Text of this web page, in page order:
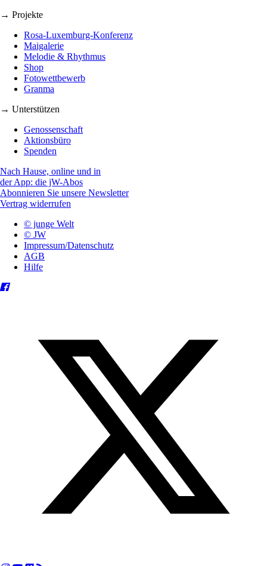
→ Projekte
Rosa-Luxemburg-Konferenz
Maigalerie
Melodie & Rhythmus
Shop
Fotowettbewerb
Granma
→ Unterstützen
Genossenschaft
Aktionsbüro
Spenden
Nach Hause, online und in
der App: die jW-Abos
Abonnieren Sie unsere Newsletter
Vertrag widerrufen
© junge Welt
© JW
Impressum/Datenschutz
AGB
Hilfe